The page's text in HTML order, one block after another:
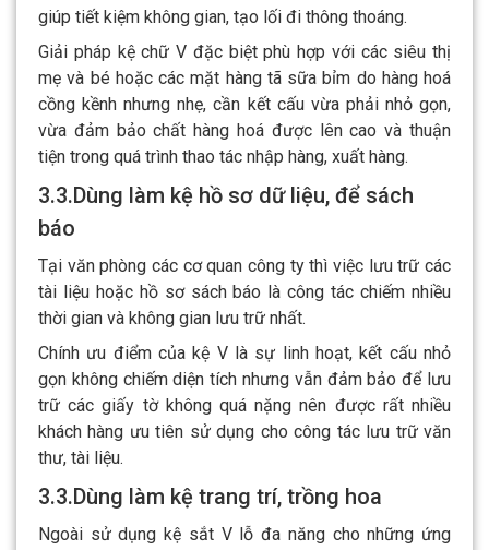
giúp tiết kiệm không gian, tạo lối đi thông thoáng.
Giải pháp kệ chữ V đặc biệt phù hợp với các siêu thị
mẹ và bé hoặc các mặt hàng tã sữa bỉm do hàng hoá
cồng kềnh nhưng nhẹ, cần kết cấu vừa phải nhỏ gọn,
vừa đảm bảo chất hàng hoá được lên cao và thuận
tiện trong quá trình thao tác nhập hàng, xuất hàng.
3.3.Dùng làm kệ hồ sơ dữ liệu, để sách
báo
Tại văn phòng các cơ quan công ty thì việc lưu trữ các
tài liệu hoặc hồ sơ sách báo là công tác chiếm nhiều
thời gian và không gian lưu trữ nhất.
Chính ưu điểm của kệ V là sự linh hoạt, kết cấu nhỏ
gọn không chiếm diện tích nhưng vẫn đảm bảo để lưu
trữ các giấy tờ không quá nặng nên được rất nhiều
khách hàng ưu tiên sử dụng cho công tác lưu trữ văn
thư, tài liệu.
3.3.Dùng làm kệ trang trí, trồng hoa
Ngoài sử dụng kệ sắt V lỗ đa năng cho những ứng